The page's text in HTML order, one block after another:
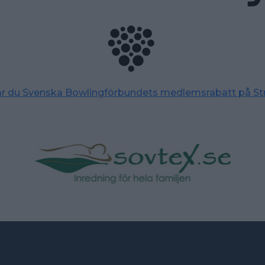
du Svenska Bowlingförbundets medlemsrabatt på